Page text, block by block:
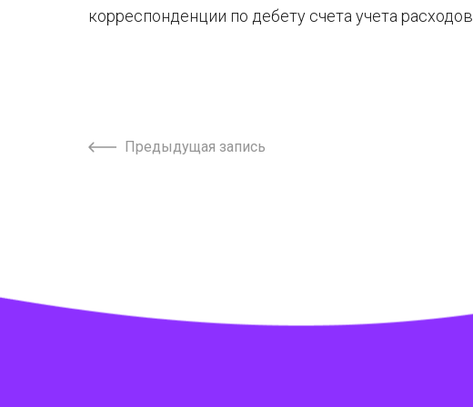
корреспонденции по дебету счета учета расходов
Предыдущая запись